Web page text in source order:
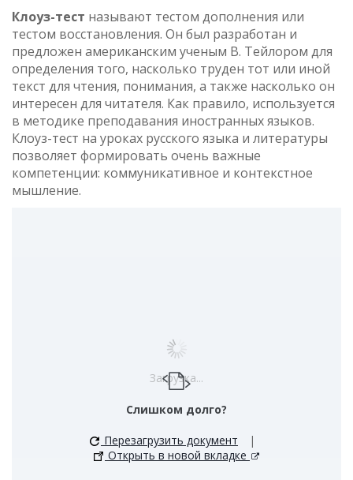
Клоуз-тест называют тестом дополнения или
тестом восстановления. Он был разработан и
предложен американским ученым В. Тейлором для
определения того, насколько труден тот или иной
текст для чтения, понимания, а также насколько он
интересен для читателя. Как правило, используется
в методике преподавания иностранных языков.
Клоуз-тест на уроках русского языка и литературы
позволяет формировать очень важные
компетенции: коммуникативное и контекстное
мышление.
Загрузка...
Слишком долго?
Перезагрузить документ
|
Открыть в новой вкладке